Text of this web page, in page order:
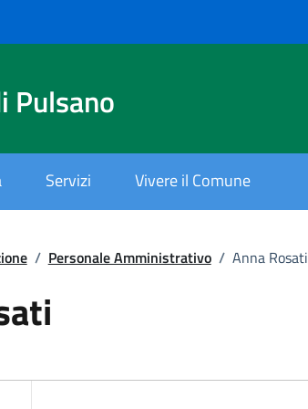
Pulsano
Servizi Vivere il Comune
/ Personale Amministrativo / Anna Rosati